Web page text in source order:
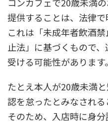
提供することは、法律で
これは「未成年者飲酒
止法」に基づくもので
受ける可能性があります。
たとえ本人が20歳未満
認を怠ったとみなされる
そのため、入店時に身